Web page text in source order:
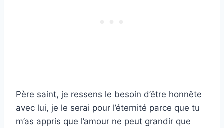
Père saint, je ressens le besoin d’être honnête
avec lui, je le serai pour l’éternité parce que tu
m’as appris que l’amour ne peut grandir que